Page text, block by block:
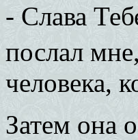
- Слава
послал
человека,
Затем она